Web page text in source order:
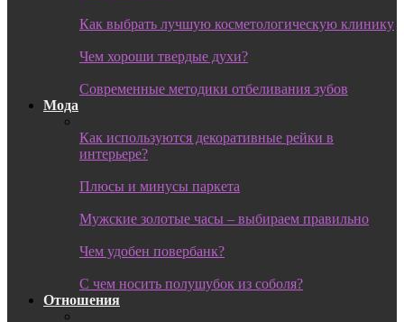
Как выбрать лучшую косметологическую клинику
Чем хороши твердые духи?
Современные методики отбеливания зубов
Мода
Как используются декоративные рейки в
интерьере?
Плюсы и минусы паркета
Мужские золотые часы – выбираем правильно
Чем удобен повербанк?
С чем носить полушубок из соболя?
Отношения